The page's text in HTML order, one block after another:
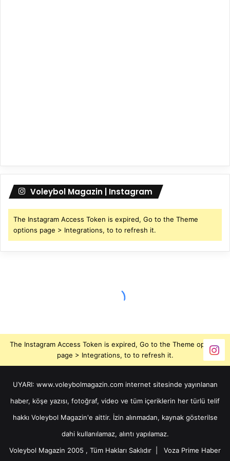
Voleybol Magazin | Instagram
The Instagram Access Token is expired, Go to the Theme
options page > Integrations, to to refresh it.
The Instagram Access Token is expired, Go to the Theme options
page > Integrations, to to refresh it.
UYARI: www.voleybolmagazin.com internet sitesinde yayınlanan
haber, köşe yazısı, fotoğraf, video ve tüm içeriklerin her türlü telif
hakkı Voleybol Magazin'e aittir. İzin alınmadan, kaynak gösterilse
dahi kullanılamaz, alıntı yapılamaz.
Voleybol Magazin 2005 , Tüm Hakları Saklıdır | Voza Prime Haber